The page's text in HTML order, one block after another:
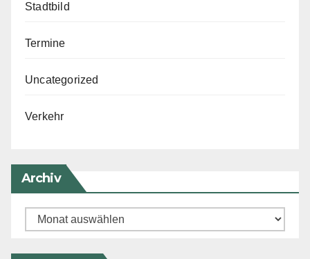
Stadtbild
Termine
Uncategorized
Verkehr
Archiv
Archiv